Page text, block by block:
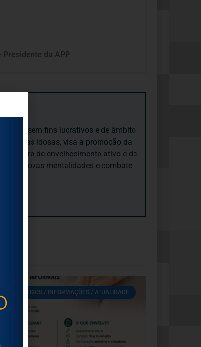
da APP
Social sem fins lucrativos e de âmbito
pessoas idosas, visa a promoção da
quadro de envelhecimento ativo e de
novas mentalidades e combate
ARTIGOS / INFORMAÇÕES / ATUALIDADE